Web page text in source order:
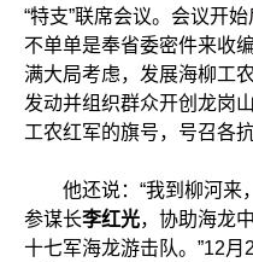
“特支”联席会议。会议开始
不单单是奉省委密件来收
满大局考虑，发展海柳工
发动并组织群众开创龙岗
工农红军的旗号，号召各
他还说：“我到柳河来
参谋长李红光，协助海龙
十七军海龙游击队。”12月